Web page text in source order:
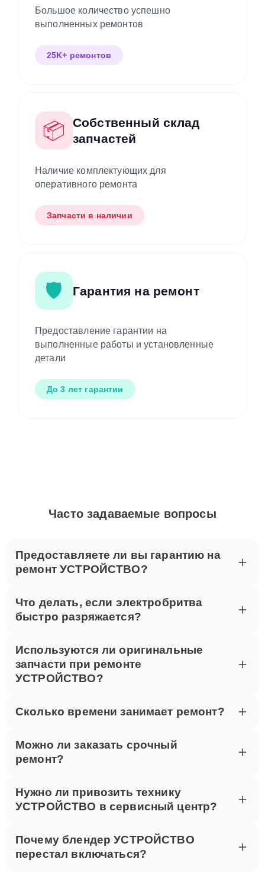
Большое количество успешно
выполненных ремонтов
25K+ ремонтов
📦
Собственный склад
запчастей
Наличие комплектующих для
оперативного ремонта
Запчасти в наличии
🛡️ Гарантия на ремонт
Предоставление гарантии на
выполненные работы и установленные
детали
До 3 лет гарантии
Часто задаваемые вопросы
Предоставляете ли вы гарантию на
ремонт УСТРОЙСТВО?
Что делать, если электробритва
быстро разряжается?
Используются ли оригинальные
запчасти при ремонте
УСТРОЙСТВО?
Сколько времени занимает ремонт?
Можно ли заказать срочный
ремонт?
Нужно ли привозить технику
УСТРОЙСТВО в сервисный центр?
Почему блендер УСТРОЙСТВО
перестал включаться?